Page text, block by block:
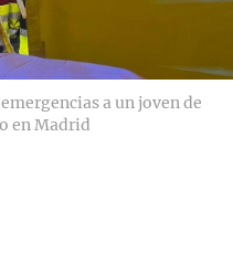
a un joven de
en Madrid